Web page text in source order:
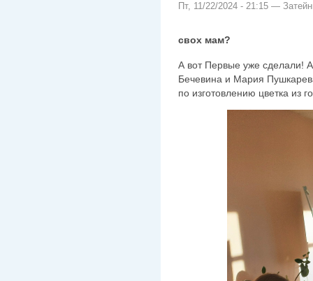
Пт, 11/22/2024 - 21:15 —
свох мам?
А вот Первые уже сделали!
Бечевина и Мария
по изготовлению цветка